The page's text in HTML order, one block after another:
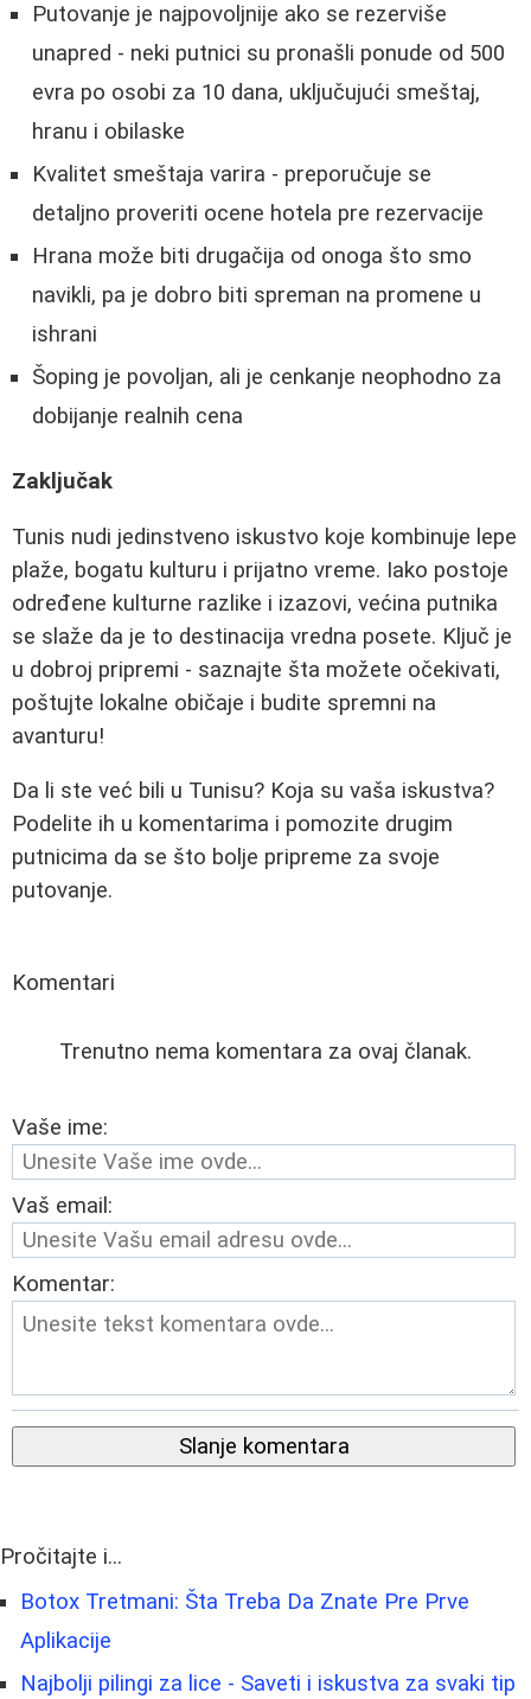
Putovanje je najpovoljnije ako se rezerviše
unapred - neki putnici su pronašli ponude od 500
evra po osobi za 10 dana, uključujući smeštaj,
hranu i obilaske
Kvalitet smeštaja varira - preporučuje se
detaljno proveriti ocene hotela pre rezervacije
Hrana može biti drugačija od onoga što smo
navikli, pa je dobro biti spreman na promene u
ishrani
Šoping je povoljan, ali je cenkanje neophodno za
dobijanje realnih cena
Zaključak
Tunis nudi jedinstveno iskustvo koje kombinuje lepe
plaže, bogatu kulturu i prijatno vreme. Iako postoje
određene kulturne razlike i izazovi, većina putnika
se slaže da je to destinacija vredna posete. Ključ je
u dobroj pripremi - saznajte šta možete očekivati,
poštujte lokalne običaje i budite spremni na
avanturu!
Da li ste već bili u Tunisu? Koja su vaša iskustva?
Podelite ih u komentarima i pomozite drugim
putnicima da se što bolje pripreme za svoje
putovanje.
Komentari
Trenutno nema komentara za ovaj članak.
Vaše ime:
Vaš email:
Komentar:
Slanje komentara
Pročitajte i...
Botox Tretmani: Šta Treba Da Znate Pre Prve
Aplikacije
Najbolji pilingi za lice - Saveti i iskustva za svaki tip